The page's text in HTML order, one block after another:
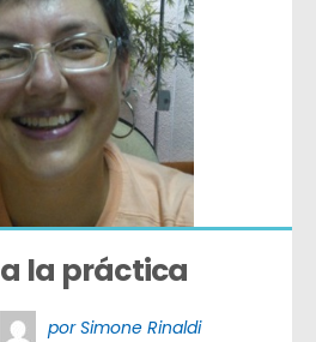
la práctica
por Simone Rinaldi